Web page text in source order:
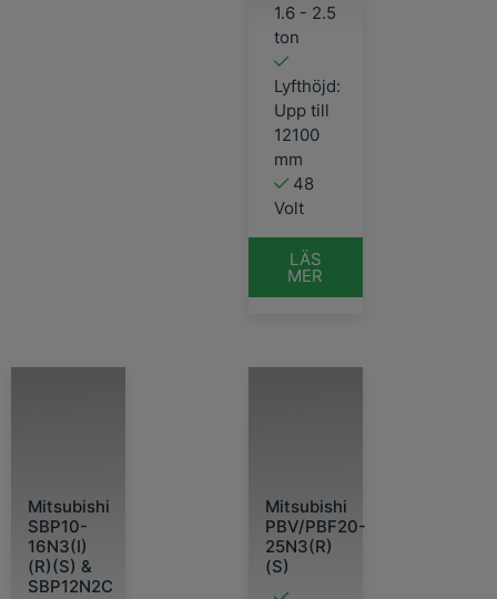
1.6 - 2.5
ton
Lyfthöjd:
Upp till
12100
mm
48
Volt
LÄS
MER
Mitsubishi
SBP10-
16N3(I)
(R)(S) &
SBP12N2C
Mitsubishi
PBV/PBF20-
25N3(R)
(S)